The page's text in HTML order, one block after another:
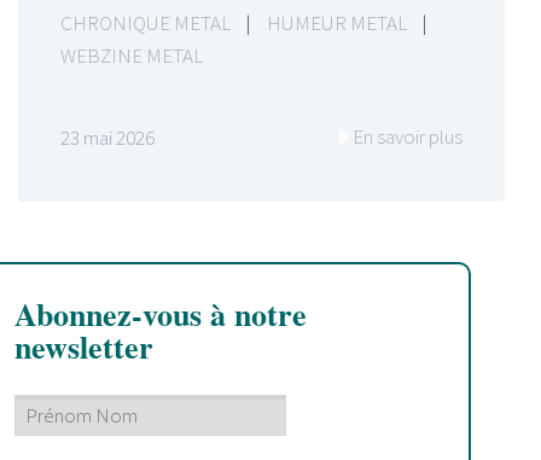
CHRONIQUE METAL | HUMEUR METAL
|
WEBZINE METAL
23 mai 2026 En savoir plus
Abonnez-vous à notre
newsletter